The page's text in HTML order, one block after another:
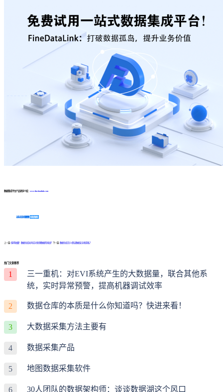
数据集成平台产品更多介绍： www.finedatalink.com
免费体验Demo 咨询方案
上一篇: 值得收藏！数据仓库如何应对处理数据的挑战？ 下一篇: 数据仓库怎么保证数据安全和隐私？
热门文章推荐
1
三一重机：对EVI系统产生的大数据量，联合其他系
统，实时异常预警，提高机器调试效率
2 数据仓库的本质是什么你知道吗？快进来看！
3 大数据采集方法主要有
4 数据采集产品
5 地图数据采集软件
6 30人团队的数据架构师：谈谈数据湖这个风口